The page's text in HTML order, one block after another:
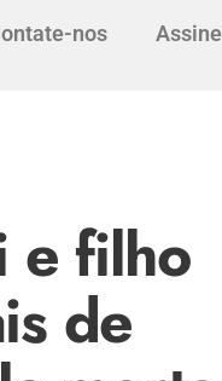
nos Assine
e filho
de